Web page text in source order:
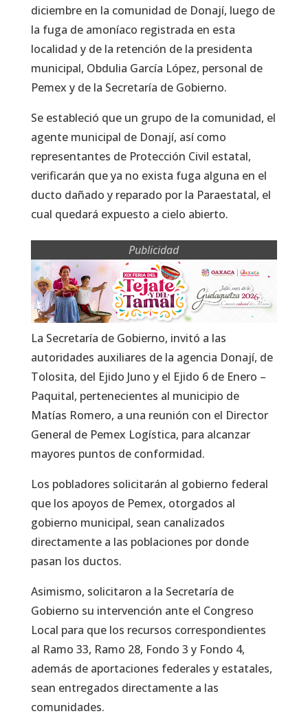
diciembre en la comunidad de Donají, luego de
la fuga de amoníaco registrada en esta
localidad y de la retención de la presidenta
municipal, Obdulia García López, personal de
Pemex y de la Secretaría de Gobierno.
Se estableció que un grupo de la comunidad, el
agente municipal de Donají, así como
representantes de Protección Civil estatal,
verificarán que ya no exista fuga alguna en el
ducto dañado y reparado por la Paraestatal, el
cual quedará expuesto a cielo abierto.
Publicidad
La Secretaría de Gobierno, invitó a las
autoridades auxiliares de la agencia Donají, de
Tolosita, del Ejido Juno y el Ejido 6 de Enero –
Paquital, pertenecientes al municipio de
Matías Romero, a una reunión con el Director
General de Pemex Logística, para alcanzar
mayores puntos de conformidad.
Los pobladores solicitarán al gobierno federal
que los apoyos de Pemex, otorgados al
gobierno municipal, sean canalizados
directamente a las poblaciones por donde
pasan los ductos.
Asimismo, solicitaron a la Secretaría de
Gobierno su intervención ante el Congreso
Local para que los recursos correspondientes
al Ramo 33, Ramo 28, Fondo 3 y Fondo 4,
además de aportaciones federales y estatales,
sean entregados directamente a las
comunidades.